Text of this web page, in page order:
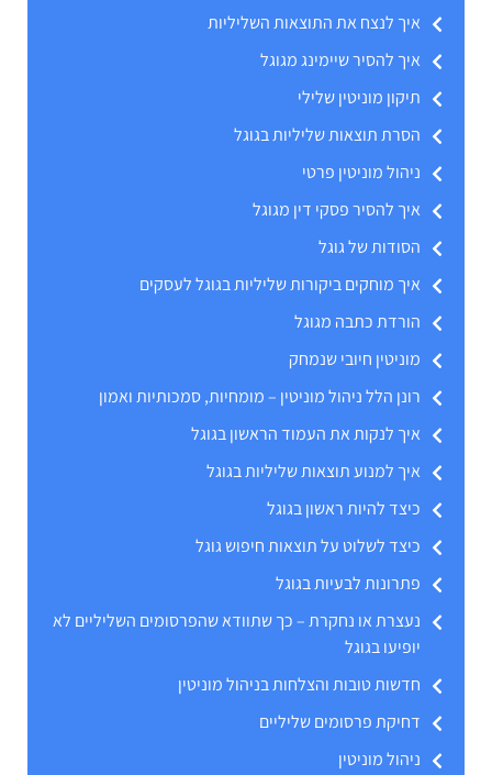
איך לנצח את התוצאות השליליות
איך להסיר שיימינג מגוגל
תיקון מוניטין שלילי
הסרת תוצאות שליליות בגוגל
ניהול מוניטין פרטי
איך להסיר פסקי דין מגוגל
הסודות של גוגל
איך מוחקים ביקורות שליליות בגוגל לעסקים
הורדת כתבה מגוגל
מוניטין חיובי שנמחק
רונן הלל ניהול מוניטין – מומחיות, סמכותיות ואמון
איך לנקות את העמוד הראשון בגוגל
איך למנוע תוצאות שליליות בגוגל
כיצד להיות ראשון בגוגל
כיצד לשלוט על תוצאות חיפוש גוגל
פתרונות לבעיות בגוגל
נעצרת או נחקרת – כך שתוודא שהפרסומים השליליים לא
יופיעו בגוגל
חדשות טובות והצלחות בניהול מוניטין
דחיקת פרסומים שליליים
ניהול מוניטין